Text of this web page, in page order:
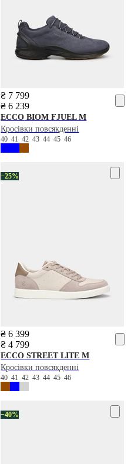
₴ 7 799
₴ 6 239
ECCO BIOM FJUEL M
Кросівки повсякденні
40414243444546
−25%
₴ 6 399
₴ 4 799
ECCO STREET LITE M
Кросівки повсякденні
40414243444546
−40%